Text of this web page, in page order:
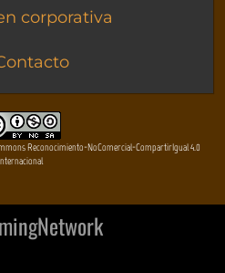
corporativa
Reconocimiento-NoComercial-CompartirIgual 4.0